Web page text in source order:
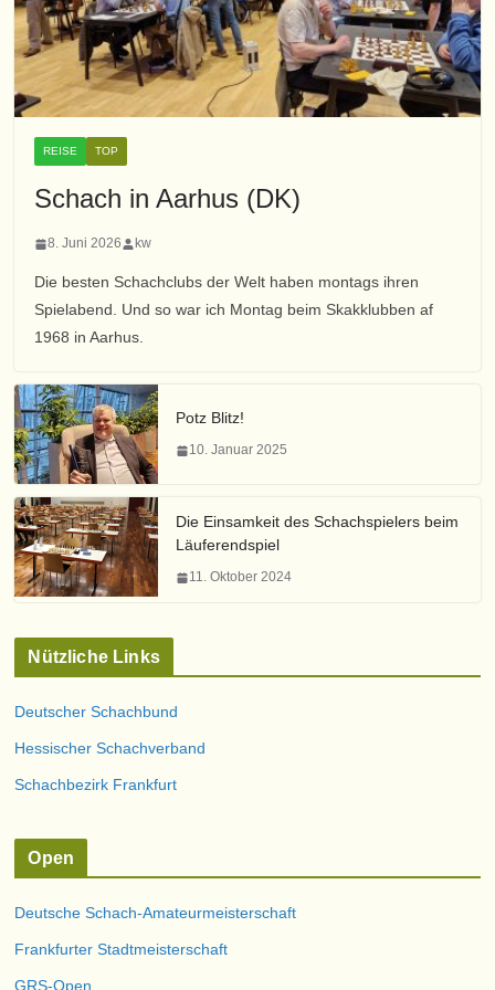
REISE TOP
Schach in Aarhus (DK)
8. Juni 2026 kw
Die besten Schachclubs der Welt haben montags ihren
Spielabend. Und so war ich Montag beim Skakklubben af
1968 in Aarhus.
Potz Blitz!
10. Januar 2025
Die Einsamkeit des Schachspielers beim
Läuferendspiel
11. Oktober 2024
Nützliche Links
Deutscher Schachbund
Hessischer Schachverband
Schachbezirk Frankfurt
Open
Deutsche Schach-Amateurmeisterschaft
Frankfurter Stadtmeisterschaft
GRS-Open